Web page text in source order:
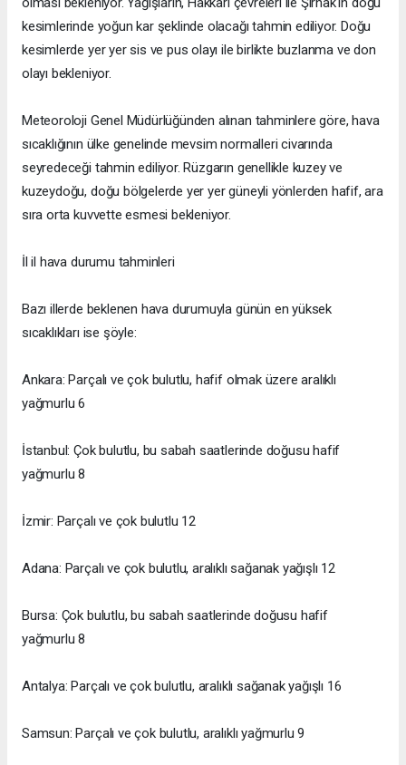
kesimlerinde yoğun kar şeklinde olacağı tahmin ediliyor. Doğu
kesimlerde yer yer sis ve pus olayı ile birlikte buzlanma ve don
olayı bekleniyor.
Meteoroloji Genel Müdürlüğünden alınan tahminlere göre, hava
sıcaklığının ülke genelinde mevsim normalleri civarında
seyredeceği tahmin ediliyor. Rüzgarın genellikle kuzey ve
kuzeydoğu, doğu bölgelerde yer yer güneyli yönlerden hafif, ara
sıra orta kuvvette esmesi bekleniyor.
İl il hava durumu tahminleri
Bazı illerde beklenen hava durumuyla günün en yüksek
sıcaklıkları ise şöyle:
Ankara: Parçalı ve çok bulutlu, hafif olmak üzere aralıklı
yağmurlu 6
İstanbul: Çok bulutlu, bu sabah saatlerinde doğusu hafif
yağmurlu 8
İzmir: Parçalı ve çok bulutlu 12
Adana: Parçalı ve çok bulutlu, aralıklı sağanak yağışlı 12
Bursa: Çok bulutlu, bu sabah saatlerinde doğusu hafif
yağmurlu 8
Antalya: Parçalı ve çok bulutlu, aralıklı sağanak yağışlı 16
Samsun: Parçalı ve çok bulutlu, aralıklı yağmurlu 9